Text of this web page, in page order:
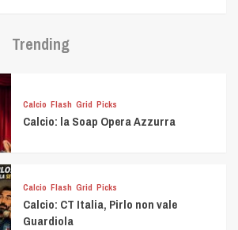
Trending
Calcio Flash Grid Picks
Calcio: la Soap Opera Azzurra
Calcio Flash Grid Picks
Calcio: CT Italia, Pirlo non vale
Guardiola